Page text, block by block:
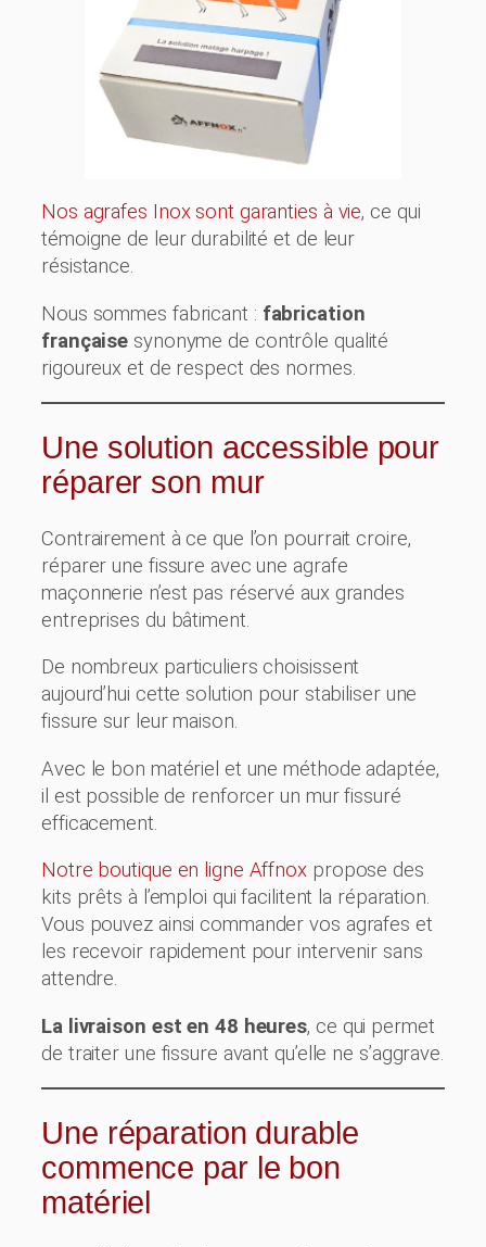
Nos agrafes Inox sont garanties à vie, ce qui
témoigne de leur durabilité et de leur
résistance.
Nous sommes fabricant : fabrication
française synonyme de contrôle qualité
rigoureux et de respect des normes.
Une solution accessible pour
réparer son mur
Contrairement à ce que l’on pourrait croire,
réparer une fissure avec une agrafe
maçonnerie n’est pas réservé aux grandes
entreprises du bâtiment.
De nombreux particuliers choisissent
aujourd’hui cette solution pour stabiliser une
fissure sur leur maison.
Avec le bon matériel et une méthode adaptée,
il est possible de renforcer un mur fissuré
efficacement.
Notre boutique en ligne Affnox propose des
kits prêts à l’emploi qui facilitent la réparation.
Vous pouvez ainsi commander vos agrafes et
les recevoir rapidement pour intervenir sans
attendre.
La livraison est en 48 heures, ce qui permet
de traiter une fissure avant qu’elle ne s’aggrave.
Une réparation durable
commence par le bon
matériel